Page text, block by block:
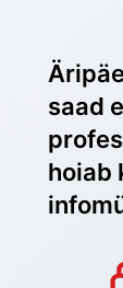
saad
hoiab